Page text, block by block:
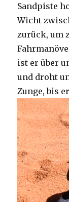
Sandpiste
Wicht
zurück, um
ist er über
und droht
Zunge, bis